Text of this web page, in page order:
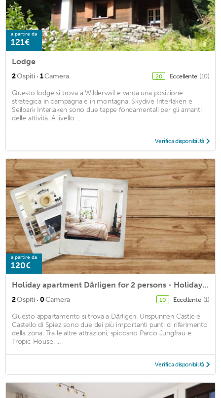
a partire da
121€
Lodge
2Ospiti · 1Camera 20 Eccellente (10)
Questo lodge si trova a Wilderswil e vanta una posizione
strategica in campagna e in montagna. Skydive Interlaken e
Seilpark Interlaken sono due tappe fondamentali per gli amanti
delle attività. A livello ...
Verifica disponibilità
a partire da
120€
Holiday apartment Därligen for 2 persons - Holiday apartment in a villa
2Ospiti · 0Camera 10 Eccellente (1)
Questo appartamento si trova a Därligen. Unspunnen Castle e
Castello di Spiez sono due dei più importanti punti di riferimento
della zona. Tra le altre attrazioni, spiccano Parco Jungfrau e
Tropic House. ...
Verifica disponibilità